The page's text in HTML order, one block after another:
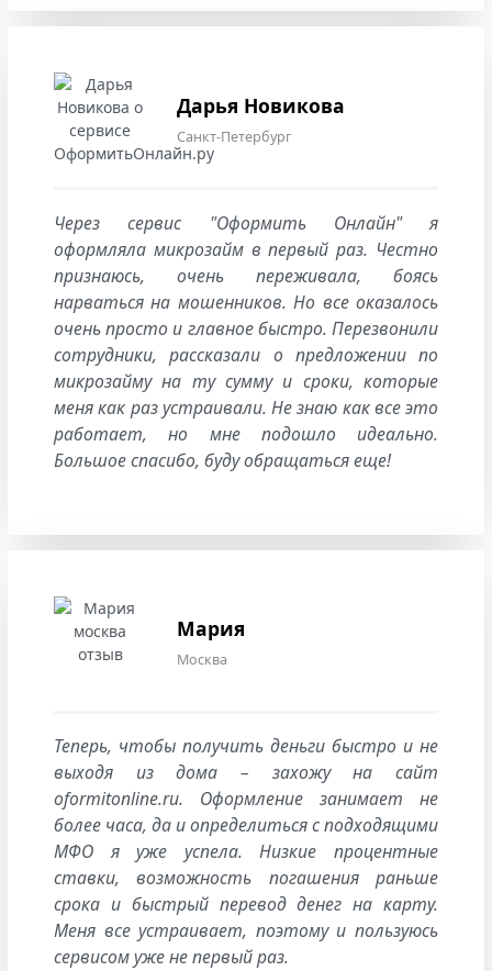
Дарья Новикова
Санкт-Петербург
Через сервис "Оформить Онлайн" я
оформляла микрозайм в первый раз. Честно
признаюсь, очень переживала, боясь
нарваться на мошенников. Но все оказалось
очень просто и главное быстро. Перезвонили
сотрудники, рассказали о предложении по
микрозайму на ту сумму и сроки, которые
меня как раз устраивали. Не знаю как все это
работает, но мне подошло идеально.
Большое спасибо, буду обращаться еще!
Мария
Москва
Теперь, чтобы получить деньги быстро и не
выходя из дома – захожу на сайт
oformitonline.ru. Оформление занимает не
более часа, да и определиться с подходящими
МФО я уже успела. Низкие процентные
ставки, возможность погашения раньше
срока и быстрый перевод денег на карту.
Меня все устраивает, поэтому и пользуюсь
сервисом уже не первый раз.